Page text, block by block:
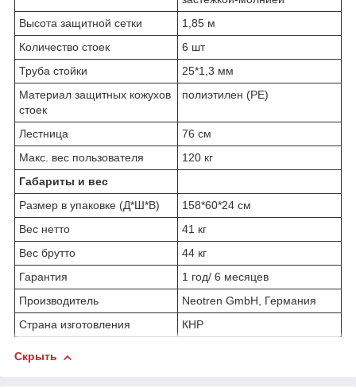
Высота защитной сетки
1,85 м
Количество стоек
6 шт
Труба стойки
25*1,3 мм
Материал защитных кожухов
стоек
полиэтилен (PE)
Лестница
76 см
Макс. вес пользователя
120 кг
Габариты и вес
Размер в упаковке (Д*Ш*В)
158*60*24 см
Вес нетто
41 кг
Вес брутто
44 кг
Гарантия
1 год/ 6 месяцев
Производитель
Neotren GmbH, Германия
Страна изготовления
КНР
Скрыть